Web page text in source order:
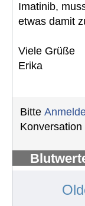
Imatinib,
etwas damit
Viele Grüße
Erika
Bitte